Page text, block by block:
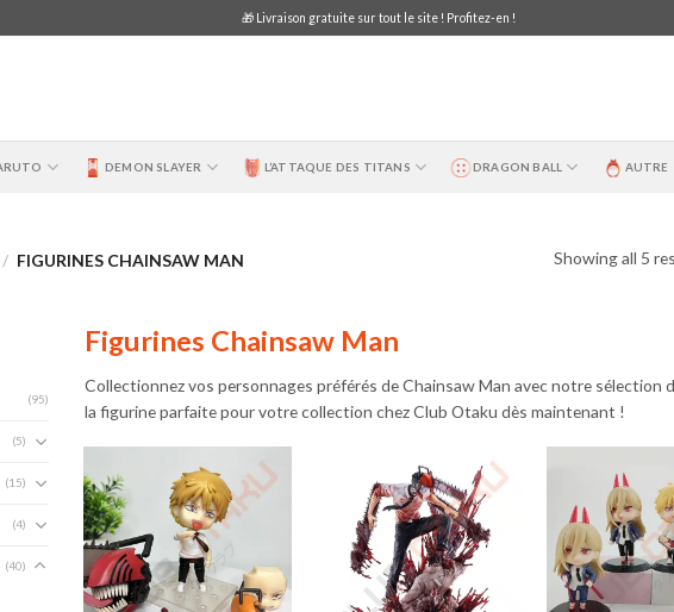
🎁 Livraison gratuite sur tout le site ! Profitez-en !
DEMON SLAYER L’ATTAQUE DES TITANS DRAGON BALL AUTRE
/ FIGURINES CHAINSAW MAN Showing all 5
(95)
(5)
(15)
(4)
(40)
Figurines Chainsaw Man
Collectionnez vos personnages préférés de Chainsaw Man avec notre sélection
la figurine parfaite pour votre collection chez Club Otaku dès maintenant !